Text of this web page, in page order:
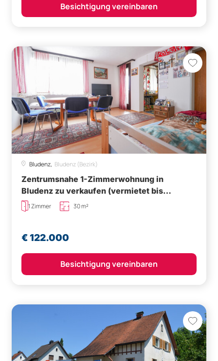
Besichtigung vereinbaren
Bludenz, Bludenz (Bezirk)
Zentrumsnahe 1-Zimmerwohnung in
Bludenz zu verkaufen (vermietet bis
30.11.2028)
1 Zimmer 30 m²
€ 122.000
Besichtigung vereinbaren